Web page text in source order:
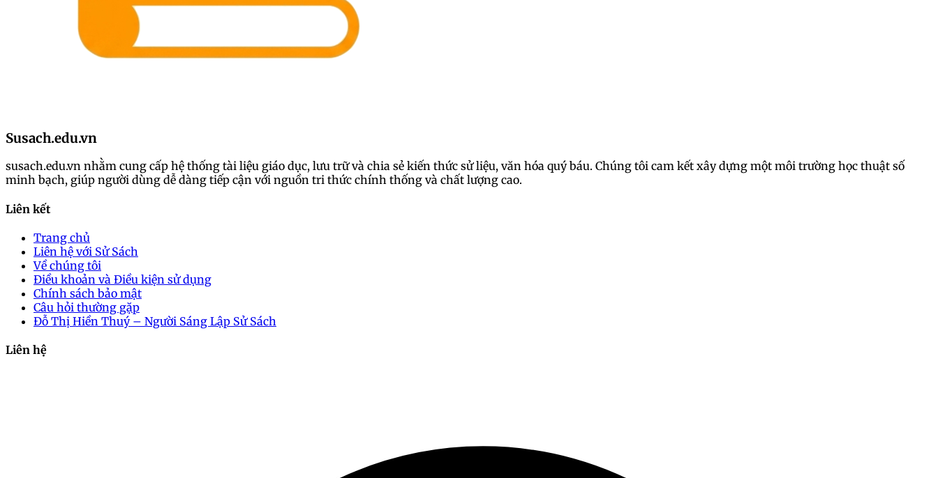
Susach.edu.vn
susach.edu.vn nhằm cung cấp hệ thống tài liệu giáo dục, lưu trữ và chia sẻ kiến thức sử liệu, văn hóa quý báu. Chúng tôi cam kết xây dựng một môi trường học thuật số
minh bạch, giúp người dùng dễ dàng tiếp cận với nguồn tri thức chính thống và chất lượng cao.
Liên kết
Trang chủ
Liên hệ với Sử Sách
Về chúng tôi
Điều khoản và Điều kiện sử dụng
Chính sách bảo mật
Câu hỏi thường gặp
Đỗ Thị Hiền Thuý – Người Sáng Lập Sử Sách
Liên hệ